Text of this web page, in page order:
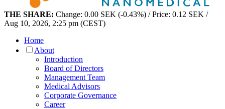
THE SHARE: Change: 0.00 SEK (-0.43%) / Price: 0.12 SEK /
Aug 10, 2026, 2:25 pm (CEST)
Home
About
Introduction
Board of Directors
Management Team
Medical Advisors
Corporate Governance
Career